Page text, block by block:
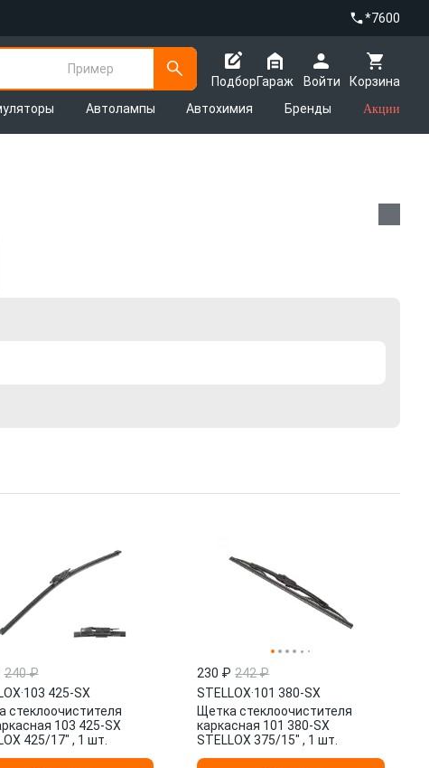
*7600
Пример
Подбор
Корзина
Гараж
Войти
Автолампы Автохимия Бренды Акции
240 ₽
·103 425-SX
стеклоочистителя
103 425-SX
425/17" , 1 шт.
230 ₽ 242 ₽
STELLOX·101 380-SX
Щетка стеклоочистителя
каркасная 101 380-SX
STELLOX 375/15" , 1 шт.